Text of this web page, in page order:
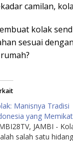
camilan,
kolak
sesuai
Manisnya Tradisi
yang Memikat
JAMBI -
salah satu